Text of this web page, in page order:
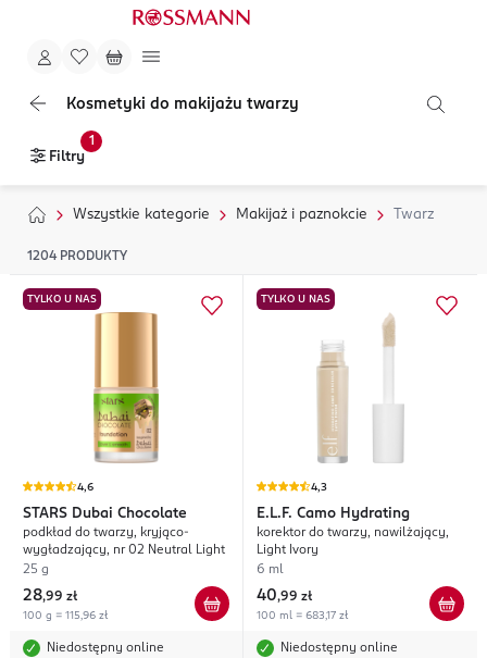
Kosmetyki do makijażu twarzy
Filtry
1
Wszystkie kategorie Makijaż i paznokcie Twarz
1204 PRODUKTY
TYLKO U NAS
4,6
STARS Dubai Chocolate
podkład do twarzy, kryjąco-
wygładzający, nr 02 Neutral Light
25 g
28,99 zł
100 g = 115,96 zł
Niedostępny online
TYLKO U NAS
4,3
E.L.F. Camo Hydrating
korektor do twarzy, nawilżający,
Light Ivory
6 ml
40,99 zł
100 ml = 683,17 zł
Niedostępny online